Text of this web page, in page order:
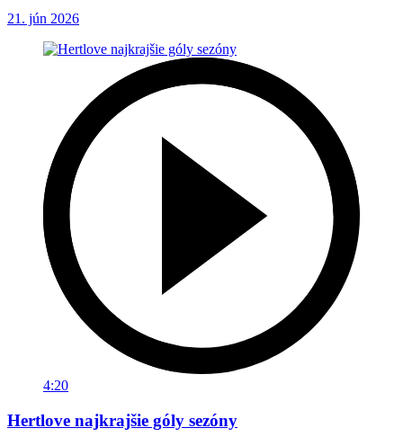
21. jún 2026
4:20
Hertlove najkrajšie góly sezóny